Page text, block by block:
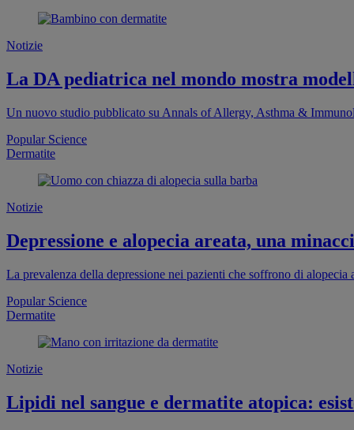
Notizie
La DA pediatrica nel mondo mostra
Un nuovo studio pubblicato su Annals of Allergy, Asthma &
Popular Science
Dermatite
Notizie
Depressione e alopecia areata, una
La prevalenza della depressione nei pazienti che soffrono di
Popular Science
Dermatite
Notizie
Lipidi nel sangue e dermatite atopica: